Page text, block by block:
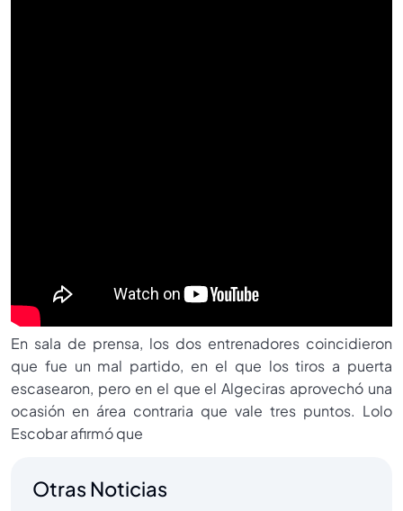
En sala de prensa, los dos entrenadores coincidieron
que fue un mal partido, en el que los tiros a puerta
escasearon, pero en el que el Algeciras aprovechó una
ocasión en área contraria que vale tres puntos. Lolo
Escobar afirmó que
Otras Noticias